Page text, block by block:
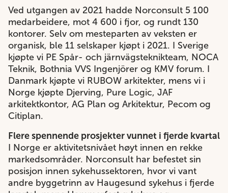
Ved utgangen av 2021 hadde Norconsult 5 100
medarbeidere, mot 4 600 i fjor, og rundt 130
kontorer. Selv om mesteparten av veksten er
organisk, ble 11 selskaper kjøpt i 2021. I Sverige
kjøpte vi PE Spår- och järnvägsteknikteam, NOCA
Teknik, Bothnia VVS Ingenjörer og KMV forum. I
Danmark kjøpte vi RUBOW arkitekter, mens vi i
Norge kjøpte Djerving, Pure Logic, JAF
arkitektkontor, AG Plan og Arkitektur, Pecom og
Citiplan.
Flere spennende prosjekter vunnet i fjerde kvartal
I Norge er aktivitetsnivået høyt innen en rekke
markedsområder. Norconsult har befestet sin
posisjon innen sykehussektoren, hvor vi vant
andre byggetrinn av Haugesund sykehus i fjerde